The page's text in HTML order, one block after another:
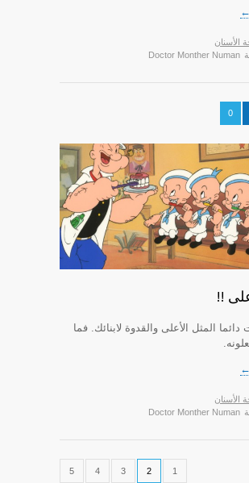
←
الأسنان
Doctor Monther Numan
0
!!
المثل الأعلى والقدوة لابنائك. فما
←
الأسنان
Doctor Monther Numan
1
2
3
4
5